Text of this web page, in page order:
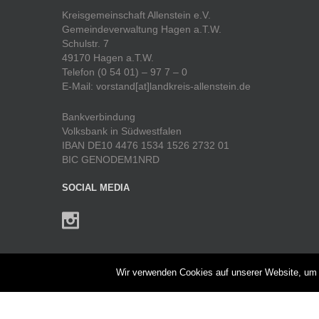
Kreisgemeinschaft Allenstein e.V.
Gemeindeverwaltung Hagen a.T.W.
Schulstr. 7
49170 Hagen a.T.W.
Telefon (0 54 01) – 97 7 – 0
E-Mail: vorstand[at]landkreis-allenstein.de
Bankverbindung
Volksbank in Südwestfalen
IBAN DE10 4476 1534 1526 2732 01
BIC GENODEM1NRD
SOCIAL MEDIA
UNTERMENÜWir verwenden Cookies auf unserer Website,